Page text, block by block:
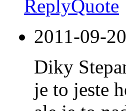
ReplyQuote
2011-09-
Diky
je to jeste